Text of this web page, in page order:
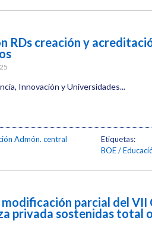
RDs creación y
Innovación y Universidades...
Admón. central
Etiquetas:
BOE
parcial del
privada sostenidas total